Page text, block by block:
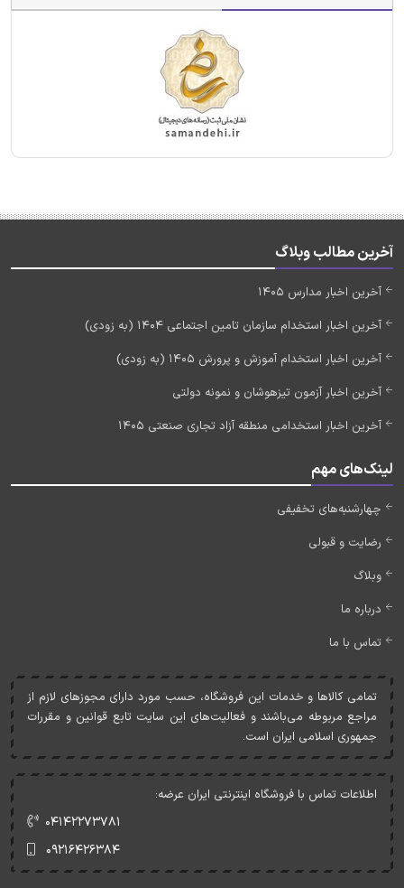
آخرین مطالب وبلاگ
آخرین اخبار مدارس 1405
آخرین اخبار استخدام سازمان تامین اجتماعی 1404 (به زودی)
آخرین اخبار استخدام آموزش و پرورش 1405 (به زودی)
آخرین اخبار آزمون تیزهوشان و نمونه دولتی
آخرین اخبار استخدامی منطقه آزاد تجاری صنعتی 1405
لینک‌های مهم
چهارشنبه‌های تخفیفی
رضایت و قبولی
وبلاگ
درباره ما
تماس با ما
تمامی کالاها و خدمات اين فروشگاه، حسب مورد دارای مجوزهای لازم از
مراجع مربوطه می‌باشند و فعاليت‌های اين سايت تابع قوانين و مقررات
جمهوری اسلامی ايران است.
اطلاعات تماس با فروشگاه اینترنتی ایران عرضه:
۰۴۱۴۲۲۷۳۷۸۱
۰۹۲۱۶۴۲۶۳۸۴